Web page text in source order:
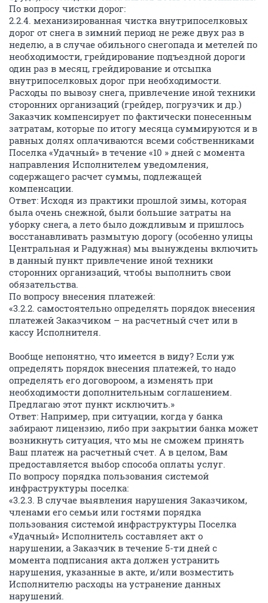
По вопросу чистки дорог:
2.2.4. механизированная чистка внутрипоселковых
дорог от снега в зимний период не реже двух раз в
неделю, а в случае обильного снегопада и метелей по
необходимости, грейдирование подъездной дороги
один раз в месяц, грейдирование и отсыпка
внутрипоселковых дорог при необходимости.
Расходы по вывозу снега, привлечение иной техники
сторонних организаций (грейдер, погрузчик и др.)
Заказчик компенсирует по фактически понесенным
затратам, которые по итогу месяца суммируются и в
равных долях оплачиваются всеми собственниками
Поселка «Удачный» в течение «10 » дней с момента
направления Исполнителем уведомления,
содержащего расчет суммы, подлежащей
компенсации.
Ответ: Исходя из практики прошлой зимы, которая
была очень снежной, были большие затраты на
уборку снега, а лето было дождливым и пришлось
восстанавливать размытую дорогу (особенно улицы
Центральная и Радужная) мы вынуждены включить
в данный пункт привлечение иной техники
сторонних организаций, чтобы выполнить свои
обязательства.
По вопросу внесения платежей:
«3.2.2. самостоятельно определять порядок внесения
платежей Заказчиком – на расчетный счет или в
кассу Исполнителя.
Вообще непонятно, что имеется в виду? Если уж
определять порядок внесения платежей, то надо
определять его договороом, а изменять при
необходимости дополнительным соглашением.
Предлагаю этот пункт исключить.»
Ответ: Например, при ситуации, когда у банка
забирают лицензию, либо при закрытии банка может
возникнуть ситуация, что мы не сможем принять
Ваш платеж на расчетный счет. А в целом, Вам
предоставляется выбор способа оплаты услуг.
По вопросу порядка пользования системой
инфраструктуры поселка:
«3.2.3. В случае выявления нарушения Заказчиком,
членами его семьи или гостями порядка
пользования системой инфраструктуры Поселка
«Удачный» Исполнитель составляет акт о
нарушении, а Заказчик в течение 5-ти дней с
момента подписания акта должен устранить
нарушения, указанные в акте, и/или возместить
Исполнителю расходы на устранение данных
нарушений.